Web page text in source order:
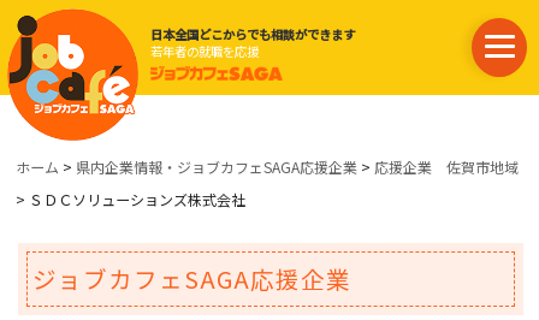
日本全国どこからでも相談ができます
若年者の就職を応援
ホーム > 県内企業情報・ジョブカフェSAGA応援企業 > 応援企業 佐賀市地域
> ＳＤＣソリューションズ株式会社
ジョブカフェSAGA応援企業